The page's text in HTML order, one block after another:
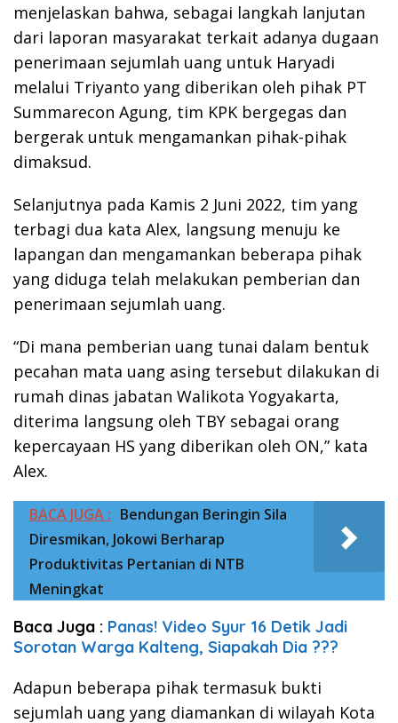
menjelaskan bahwa, sebagai langkah lanjutan
dari laporan masyarakat terkait adanya dugaan
penerimaan sejumlah uang untuk Haryadi
melalui Triyanto yang diberikan oleh pihak PT
Summarecon Agung, tim KPK bergegas dan
bergerak untuk mengamankan pihak-pihak
dimaksud.
Selanjutnya pada Kamis 2 Juni 2022, tim yang
terbagi dua kata Alex, langsung menuju ke
lapangan dan mengamankan beberapa pihak
yang diduga telah melakukan pemberian dan
penerimaan sejumlah uang.
“Di mana pemberian uang tunai dalam bentuk
pecahan mata uang asing tersebut dilakukan di
rumah dinas jabatan Walikota Yogyakarta,
diterima langsung oleh TBY sebagai orang
kepercayaan HS yang diberikan oleh ON,” kata
Alex.
BACA JUGA : Bendungan Beringin Sila
Diresmikan, Jokowi Berharap
Produktivitas Pertanian di NTB
Meningkat
Baca Juga : Panas! Video Syur 16 Detik Jadi
Sorotan Warga Kalteng, Siapakah Dia ???
Adapun beberapa pihak termasuk bukti
sejumlah uang yang diamankan di wilayah Kota